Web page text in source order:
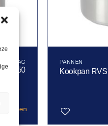
5,50
PANNEN
Kookpan